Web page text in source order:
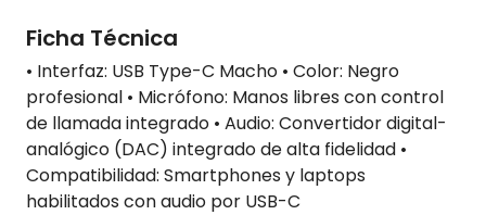
Ficha Técnica
• Interfaz: USB Type-C Macho • Color: Negro
profesional • Micrófono: Manos libres con control
de llamada integrado • Audio: Convertidor digital-
analógico (DAC) integrado de alta fidelidad •
Compatibilidad: Smartphones y laptops
habilitados con audio por USB-C